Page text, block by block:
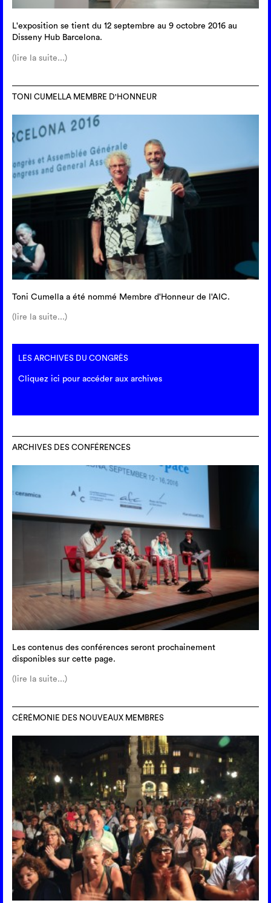
L'exposition se tient du 12 septembre au 9 octobre 2016 au
Disseny Hub Barcelona.
(lire la suite...)
TONI CUMELLA MEMBRE D'HONNEUR
Toni Cumella a été nommé Membre d'Honneur de l'AIC.
(lire la suite...)
LES ARCHIVES DU CONGRÈS
Cliquez ici pour accéder aux archives
ARCHIVES DES CONFÉRENCES
Les contenus des conférences seront prochainement
disponibles sur cette page.
(lire la suite...)
CÉRÉMONIE DES NOUVEAUX MEMBRES